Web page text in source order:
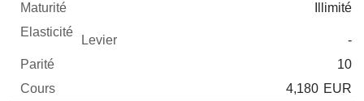
Illimité
-
10
4,180 EUR